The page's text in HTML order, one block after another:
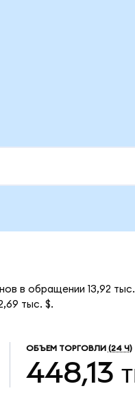
в обращении 13,92
тыс. $.
ОБЪЕМ ТОРГОВЛИ (24 Ч)
448,13